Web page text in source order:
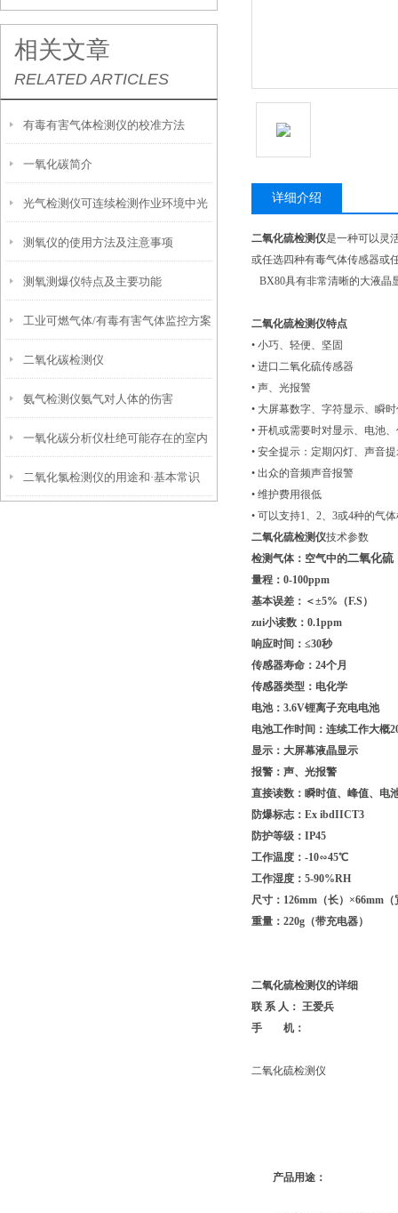
相关文章
RELATED ARTICLES
有毒有害气体检测仪的校准方法
一氧化碳简介
光气检测仪可连续检测作业环境中光
气气体浓度
测氧仪的使用方法及注意事项
测氧测爆仪特点及主要功能
工业可燃气体/有毒有害气体监控方案
二氧化碳检测仪
氨气检测仪氨气对人体的伤害
一氧化碳分析仪杜绝可能存在的室内
一氧化碳中毒
二氧化氯检测仪的用途和·基本常识
详细介绍
二氧化硫检测仪是一种可以灵
或任选四种有毒气体传感器或
BX80具有非常清晰的大液晶
二氧化硫检测仪特点
• 小巧、轻便、坚固
• 进口二氧化硫传感器
• 声、光报警
• 大屏幕数字、字符显示、瞬
• 开机或需要时对显示、电池
• 安全提示：定期闪灯、声音
• 出众的音频声音报警
• 维护费用很低
• 可以支持1、2、3或4种的气
二氧化硫检测仪技术参数
检测气体：空气中的二氧化硫
量程：0-100ppm
基本误差：＜±5%（F.S）
zui小读数：0.1ppm
响应时间：≤30秒
传感器寿命：24个月
传感器类型：电化学
电池：3.6V锂离子充电电池
电池工作时间：连续工作大概
显示：大屏幕液晶显示
报警：声、光报警
直接读数：瞬时值、峰值、电
防爆标志：Ex ibdIICT3
防护等级：IP45
工作温度：-10∽45℃
工作湿度：5-90%RH
尺寸：126mm（长）×66mm
重量：220g（带充电器）
二氧化硫检测仪的详细
联 系 人： 王爱兵
手 机：
二氧化硫检测仪
产品用途：